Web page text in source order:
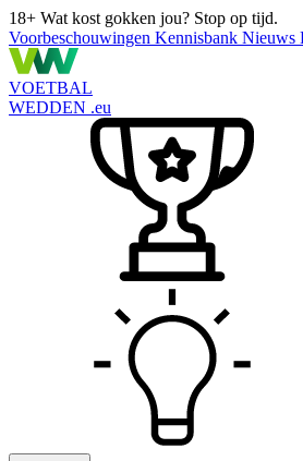
18+ Wat kost gokken jou? Stop op tijd.
Voorbeschouwingen Kennisbank Nieuws
VOETBAL
WEDDEN .eu